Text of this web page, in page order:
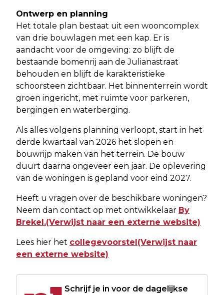
Ontwerp en planning
Het totale plan bestaat uit een wooncomplex
van drie bouwlagen met een kap. Er is
aandacht voor de omgeving: zo blijft de
bestaande bomenrij aan de Julianastraat
behouden en blijft de karakteristieke
schoorsteen zichtbaar. Het binnenterrein wordt
groen ingericht, met ruimte voor parkeren,
bergingen en waterberging.
Als alles volgens planning verloopt, start in het
derde kwartaal van 2026 het slopen en
bouwrijp maken van het terrein. De bouw
duurt daarna ongeveer een jaar. De oplevering
van de woningen is gepland voor eind 2027.
Heeft u vragen over de beschikbare woningen?
Neem dan contact op met ontwikkelaar By
Brekel.(Verwijst naar een externe website)
Lees hier het collegevoorstel(Verwijst naar
een externe website)
Schrijf je in voor de dagelijkse